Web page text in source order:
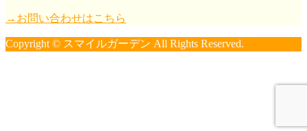
→お問い合わせはこちら
Copyright © スマイルガーデン All Rights Reserved.